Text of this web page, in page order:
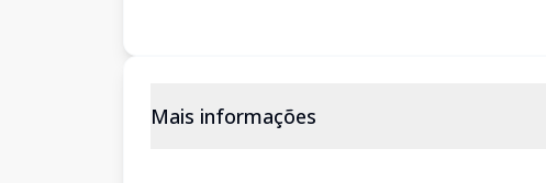
Mais informações